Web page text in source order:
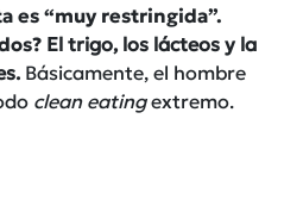
es “muy restringida”.
El trigo, los lácteos y la
Básicamente, el hombre
clean eatingextremo.